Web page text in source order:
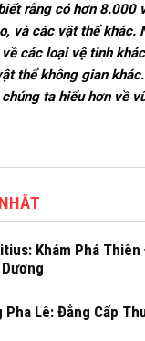
rằng có hơn 8.000
và các vật thể khác.
các loại vệ tinh
thể không gian
ta hiểu hơn về
Khám Phá
Pha Lê: Đẳng Cấp